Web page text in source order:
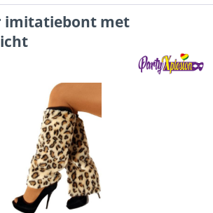
imitatiebont met